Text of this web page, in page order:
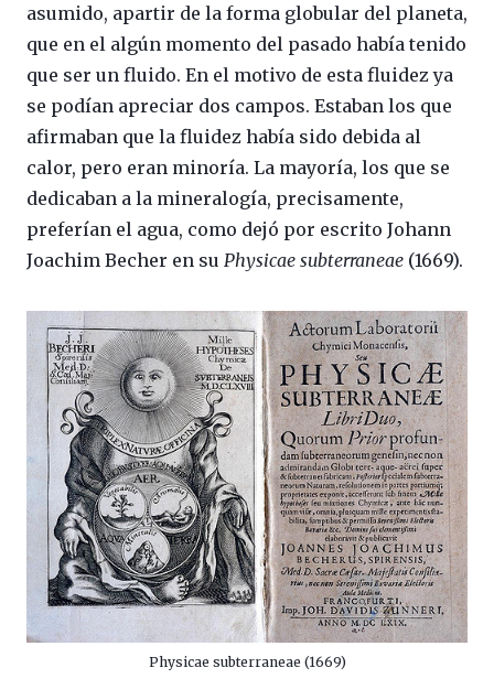
asumido, apartir de la forma globular del planeta,
que en el algún momento del pasado había tenido
que ser un fluido. En el motivo de esta fluidez ya
se podían apreciar dos campos. Estaban los que
afirmaban que la fluidez había sido debida al
calor, pero eran minoría. La mayoría, los que se
dedicaban a la mineralogía, precisamente,
preferían el agua, como dejó por escrito Johann
Joachim Becher en su Physicae subterraneae (1669).
Physicae subterraneae (1669)